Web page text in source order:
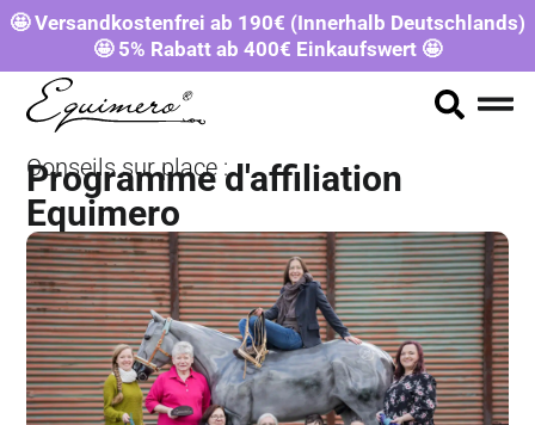
🤩 Versandkostenfrei ab 190€ (Innerhalb Deutschlands)
🤩 5% Rabatt ab 400€ Einkaufswert 🤩
Conseils sur place :
Programme d'affiliation
Equimero